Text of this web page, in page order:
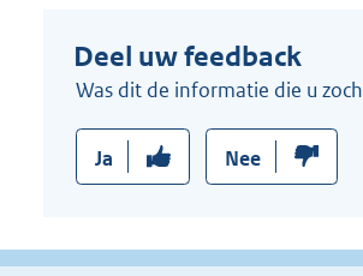
Deel uw feedback
Was dit de informatie die u
Ja Nee